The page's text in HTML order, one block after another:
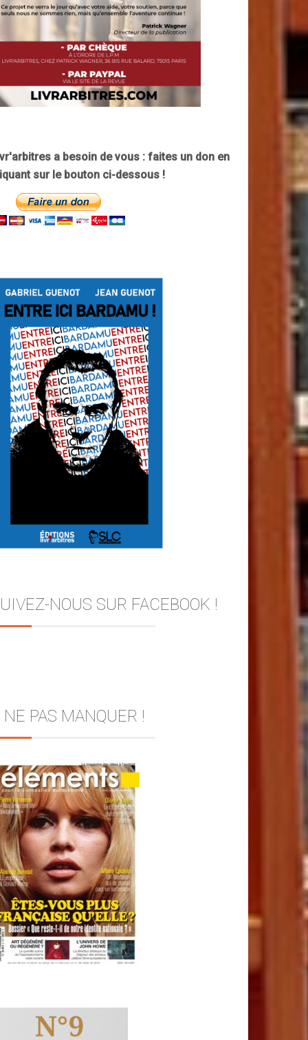
a besoin de vous : faites un don en
sur le bouton ci-dessous !
NOUS SUR FACEBOOK !
NE PAS MANQUER !